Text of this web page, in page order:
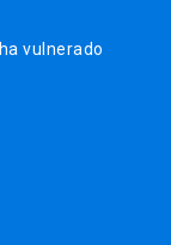
vulnerado